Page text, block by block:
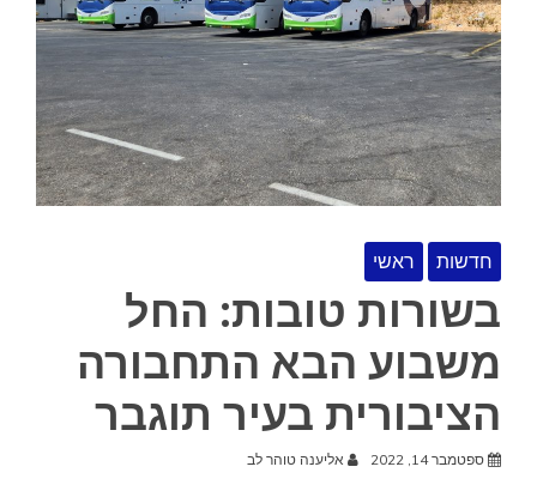
חדשות ראשי
בשורות טובות: החל
משבוע הבא התחבורה
הציבורית בעיר תוגבר
ספטמבר 14, 2022 אליענה טוהר לב